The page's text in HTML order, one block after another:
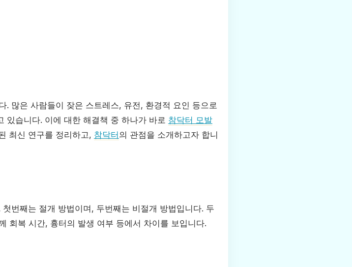
. 많은 사람들이 잦은 스트레스, 유전, 환경적 요인 등으로
있습니다. 이에 대한 해결책 중 하나가 바로 참닥터 모발
최신 연구를 정리하고, 참닥터 의 관점을 소개하고자 합니
번째는 절개 방법이며, 두번째는 비절개 방법입니다. 두
회복 시간, 흉터의 발생 여부 등에서 차이를 보입니다.